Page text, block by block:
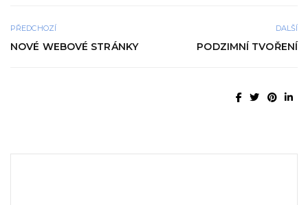
PŘEDCHOZÍ
NOVÉ WEBOVÉ STRÁNKY
DALŠÍ
PODZIMNÍ TVOŘENÍ